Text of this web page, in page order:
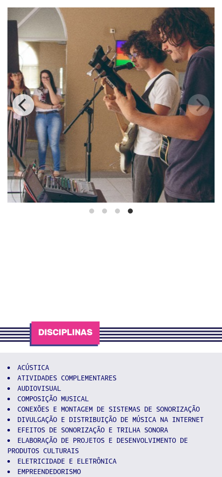
ACÚSTICA
ATIVIDADES COMPLEMENTARES
AUDIOVISUAL
COMPOSIÇÃO MUSICAL
CONEXÕES E MONTAGEM DE SISTEMAS DE SONORIZAÇÃO
DIVULGAÇÃO E DISTRIBUIÇÃO DE MÚSICA NA INTERNET
EFEITOS DE SONORIZAÇÃO E TRILHA SONORA
ELABORAÇÃO DE PROJETOS E DESENVOLVIMENTO DE
PRODUTOS CULTURAIS
ELETRICIDADE E ELETRÔNICA
EMPREENDEDORISMO